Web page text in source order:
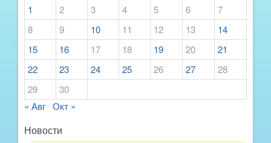
1 2 3 4 5 6
7
8
9 10 11 12 13
14
15
16 17 18 19 20
21
22
23 24 25 26 27
28
29
30
« Авг Окт »
Новости